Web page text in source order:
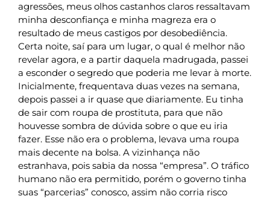
agressões, meus olhos castanhos claros ressaltavam
minha desconfiança e minha magreza era o
resultado de meus castigos por desobediência.
Certa noite, saí para um lugar, o qual é melhor não
revelar agora, e a partir daquela madrugada, passei
a esconder o segredo que poderia me levar à morte.
Inicialmente, frequentava duas vezes na semana,
depois passei a ir quase que diariamente. Eu tinha
de sair com roupa de prostituta, para que não
houvesse sombra de dúvida sobre o que eu iria
fazer. Esse não era o problema, levava uma roupa
mais decente na bolsa. A vizinhança não
estranhava, pois sabia da nossa “empresa”. O tráfico
humano não era permitido, porém o governo tinha
suas “parcerias” conosco, assim não corria risco